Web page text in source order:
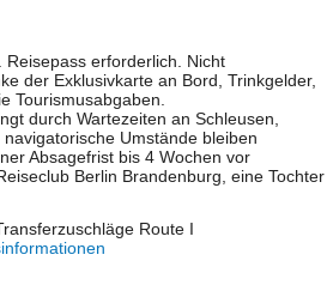
Bilder anzeigen
erforderlich. Nicht
der Exklusivkarte an Bord, Trinkgelder,
Tourismusabgaben.
durch Wartezeiten an Schleusen,
Umstände bleiben
Absagefrist bis 4 Wochen vor
Berlin Brandenburg, eine Tochter
Route I